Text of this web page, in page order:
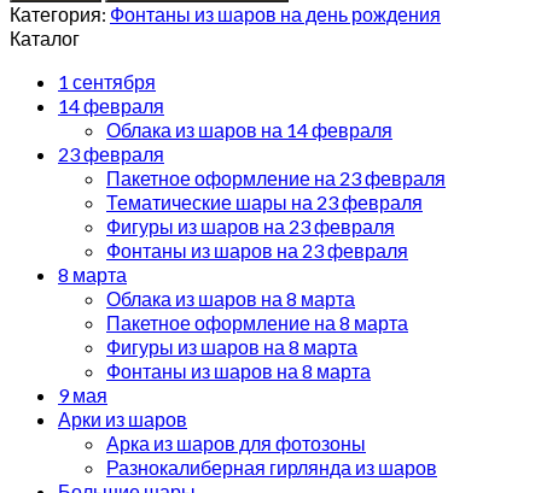
Категория: Фонтаны из шаров на день рождения
Каталог
1 сентября
14 февраля
Облака из шаров на 14 февраля
23 февраля
Пакетное оформление на 23 февраля
Тематические шары на 23 февраля
Фигуры из шаров на 23 февраля
Фонтаны из шаров на 23 февраля
8 марта
Облака из шаров на 8 марта
Пакетное оформление на 8 марта
Фигуры из шаров на 8 марта
Фонтаны из шаров на 8 марта
9 мая
Арки из шаров
Арка из шаров для фотозоны
Разнокалиберная гирлянда из шаров